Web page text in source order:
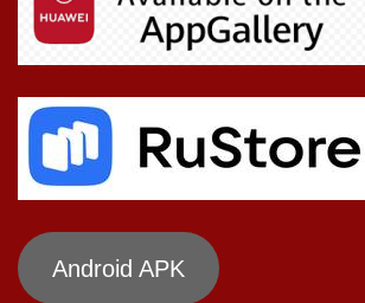
Android APK